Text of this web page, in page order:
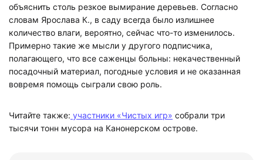
объяснить столь резкое вымирание деревьев. Согласно
словам Ярослава К., в саду всегда было излишнее
количество влаги, вероятно, сейчас что-то изменилось.
Примерно такие же мысли у другого подписчика,
полагающего, что все саженцы больны: некачественный
посадочный материал, погодные условия и не оказанная
вовремя помощь сыграли свою роль.
Читайте также: участники «Чистых игр» собрали три
тысячи тонн мусора на Канонерском острове.